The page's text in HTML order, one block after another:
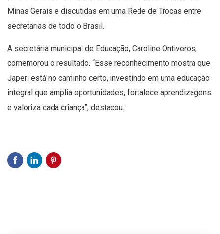
Minas Gerais e discutidas em uma Rede de Trocas entre
secretarias de todo o Brasil.
A secretária municipal de Educação, Caroline Ontiveros,
comemorou o resultado. “Esse reconhecimento mostra que
Japeri está no caminho certo, investindo em uma educação
integral que amplia oportunidades, fortalece aprendizagens
e valoriza cada criança”, destacou.